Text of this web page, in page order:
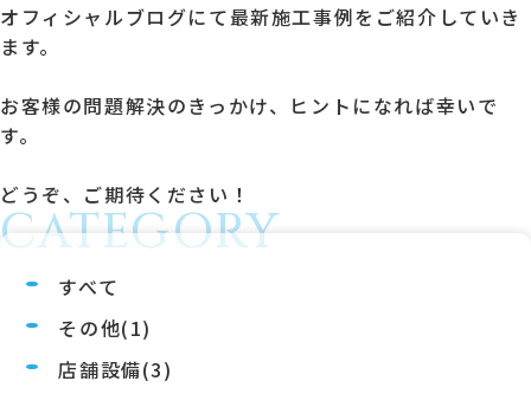
オフィシャルブログにて最新施工事例をご紹介していき
ます。
お客様の問題解決のきっかけ、ヒントになれば幸いで
す。
どうぞ、ご期待ください！
CATEGORY
すべて
その他(1)
店舗設備(3)